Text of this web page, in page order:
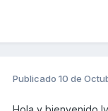
Publicado 10 de